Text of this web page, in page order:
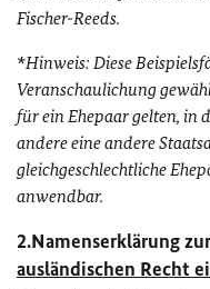
Fischer-Reeds.
*Hinweis: Diese
Veranschaulichung
für ein Ehepaar gelten, in
andere eine andere
gleichgeschlechtliche
anwendbar.
2.Namenserklärung
ausländischen Recht